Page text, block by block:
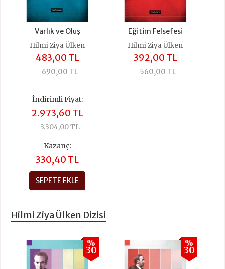
Varlık ve Oluş
Hilmi Ziya Ülken
483,00 TL
690,00 TL
Eğitim Felsefesi
Hilmi Ziya Ülken
392,00 TL
560,00 TL
İndirimli Fiyat:
2.973,60 TL
3.304,00 TL
Kazanç:
330,40 TL
SEPETE EKLE
Hilmi Ziya Ülken Dizisi
%
30
%
30